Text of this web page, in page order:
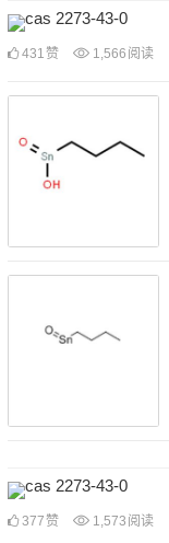
431 赞 1,566 阅读
377 赞 1,573 阅读